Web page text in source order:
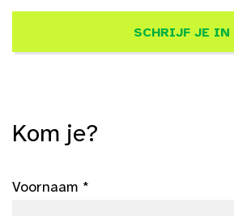
SCHRIJF JE IN
Kom je?
Voornaam *